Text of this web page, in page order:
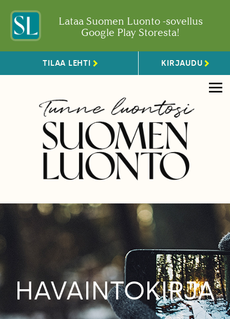
Lataa Suomen Luonto -sovellus
Google Play Storesta!
TILAA LEHTI KIRJAUDU
HAVAINTOKIRJA